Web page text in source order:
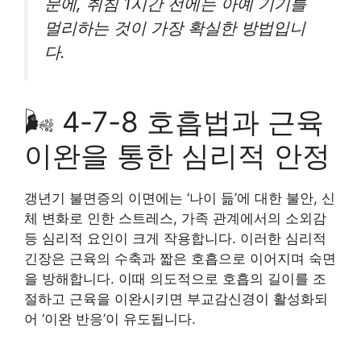
멀리하는 것이 가장 확실한 방법입니
다.
🌬️ 4-7-8 호흡법과 근육
이완을 통한 심리적 안정
갱년기 불면증의 이면에는 ‘나이 듦’에 대한 불안, 신
체 변화로 인한 스트레스, 가족 관계에서의 소외감
등 심리적 요인이 크게 작용합니다. 이러한 심리적
긴장은 근육의 수축과 짧은 호흡으로 이어지며 숙면
을 방해합니다. 이때 의도적으로 호흡의 길이를 조
절하고 근육을 이완시키면 부교감신경이 활성화되
어 ‘이완 반응’이 유도됩니다.